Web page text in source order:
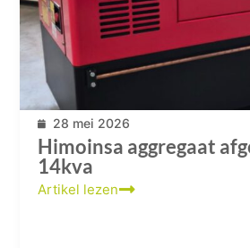
28 mei 2026
Himoinsa aggregaat
14kva
Artikel lezen